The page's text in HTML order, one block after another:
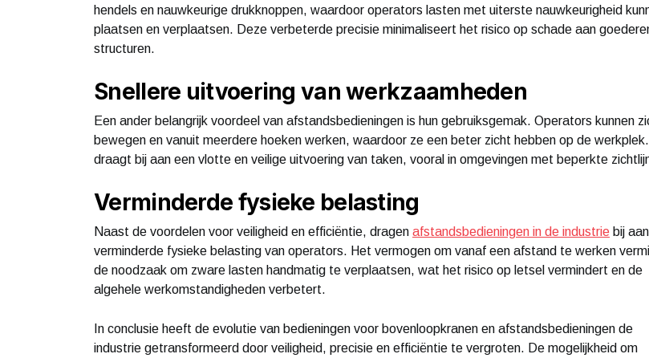
hendels en nauwkeurige drukknoppen, waardoor operators lasten met uiterste nauwkeurigheid
plaatsen en verplaatsen. Deze verbeterde precisie minimaliseert het risico op schade aan
structuren.
Snellere uitvoering van werkzaamheden
Een ander belangrijk voordeel van afstandsbedieningen is hun gebruiksgemak. Operators kunnen
bewegen en vanuit meerdere hoeken werken, waardoor ze een beter zicht hebben op de
draagt bij aan een vlotte en veilige uitvoering van taken, vooral in omgevingen met beperkte
Verminderde fysieke belasting
Naast de voordelen voor veiligheid en efficiëntie, dragen afstandsbedieningen in de industrie bij
verminderde fysieke belasting van operators. Het vermogen om vanaf een afstand te werken
de noodzaak om zware lasten handmatig te verplaatsen, wat het risico op letsel vermindert en de
algehele werkomstandigheden verbetert.
In conclusie heeft de evolutie van bedieningen voor bovenloopkranen en afstandsbedieningen de
industrie getransformeerd door veiligheid, precisie en efficiëntie te vergroten. De mogelijkheid om